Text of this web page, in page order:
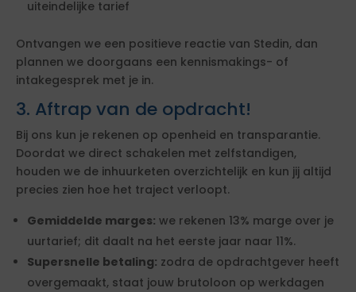
uiteindelijke tarief
Ontvangen we een positieve reactie van Stedin, dan
plannen we doorgaans een kennismakings- of
intakegesprek met je in.
3. Aftrap van de opdracht!
Bij ons kun je rekenen op openheid en transparantie.
Doordat we direct schakelen met zelfstandigen,
houden we de inhuurketen overzichtelijk en kun jij altijd
precies zien hoe het traject verloopt.
Gemiddelde marges: we rekenen 13% marge over je
uurtarief; dit daalt na het eerste jaar naar 11%.
Supersnelle betaling: zodra de opdrachtgever heeft
overgemaakt, staat jouw brutoloon op werkdagen